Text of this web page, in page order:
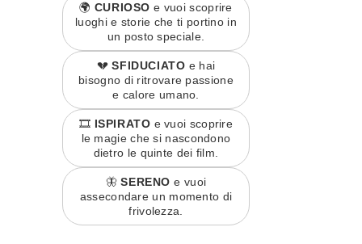
🌍 CURIOSO e vuoi scoprire
luoghi e storie che ti portino in
un posto speciale.
💔SFIDUCIATO e hai
bisogno di ritrovare passione
e calore umano.
🎞️ ISPIRATO e vuoi scoprire
le magie che si nascondono
dietro le quinte dei film.
🦋SERENO e vuoi
assecondare un momento di
frivolezza.